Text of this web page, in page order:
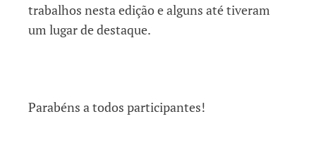
trabalhos nesta edição e alguns até tiveram
um lugar de destaque.
Parabéns a todos participantes!